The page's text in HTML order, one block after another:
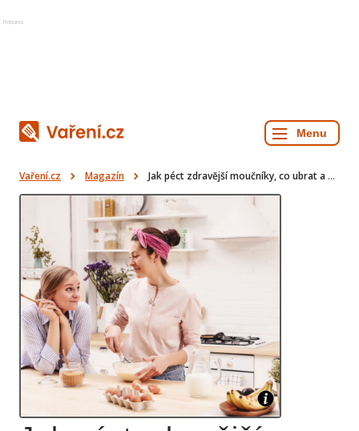
Reklama
Vaření.cz Magazín Jak péct zdravější moučníky, co ubrat a na čem přidat?